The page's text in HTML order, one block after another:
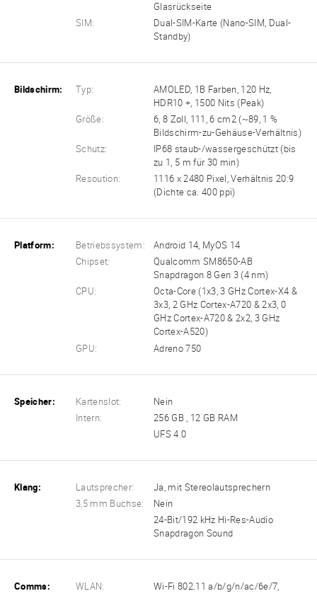
Glasrückseite
SIM:
Dual-SIM-Karte (Nano-SIM, Dual-
Standby)
Bildschirm: Typ:
AMOLED, 1B Farben, 120 Hz,
HDR10 +, 1500 Nits (Peak)
Größe:
6, 8 Zoll, 111, 6 cm2 (~89, 1 %
Bildschirm-zu-Gehäuse-Verhältnis)
Schutz:
IP68 staub-/wassergeschützt (bis
zu 1, 5 m für 30 min)
Resoution:
1116 x 2480 Pixel, Verhältnis 20:9
(Dichte ca. 400 ppi)
Platform: Betriebssystem:
Android 14, MyOS 14
Chipset:
Qualcomm SM8650-AB
Snapdragon 8 Gen 3 (4 nm)
CPU:
Octa-Core (1x3, 3 GHz Cortex-X4 &
3x3, 2 GHz Cortex-A720 & 2x3, 0
GHz Cortex-A720 & 2x2, 3 GHz
Cortex-A520)
GPU:
Adreno 750
Speicher: Kartenslot:
Nein
Intern:
256 GB , 12 GB RAM
UFS 4.0
Klang: Lautsprecher:
Ja, mit Stereolautsprechern
3,5 mm Buchse:
Nein
24-Bit/192 kHz Hi-Res-Audio
Snapdragon Sound
Comms: WLAN:
Wi-Fi 802.11 a/b/g/n/ac/6e/7,